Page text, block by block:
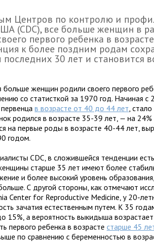
Центров по контролю и
(CDC), все больше женщин в
первого ребенка в
к более поздним родам
30 лет и становится
женщин родили своего первого
со статисткой за 1970 год. Начиная с
в возрасте от 40 до 44 лет,
родился в возрасте 35-39 лет, — на
на первые роды в возрасте 40-44 лет,
годом.
CDC, в сложившейся тенденции
старше 35 лет имеют более
и более высокий уровень
С другой стороны, как отмечают
Center for Reproductive Medicine, у 20-
зачатия естественным путем. К 35
15%, а вероятность выкидыша
первого ребенка в возрастестарше 45
по сравнению с беременностью в